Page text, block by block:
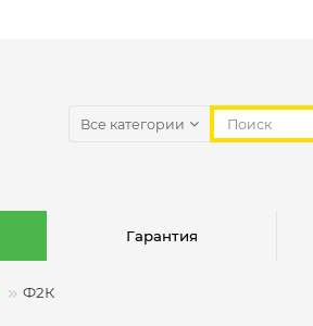
Все категории
Гарантия
Ф2К